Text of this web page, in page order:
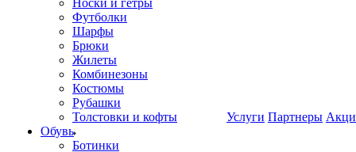
Носки и гетры
Футболки
Шарфы
Брюки
Жилеты
Комбинезоны
Костюмы
Рубашки
Толстовки и кофты
Обувь
Ботинки
Услуги Партнеры